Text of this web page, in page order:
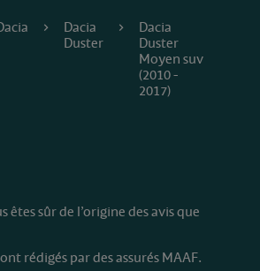
Dacia
Duster
Dacia
Duster
Moyen suv
(2010 -
2017)
êtes sûr de l’origine des avis que
rédigés par des assurés MAAF.